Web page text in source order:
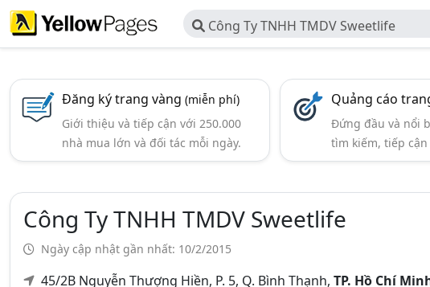
Công Ty TNHH TMDV Sweetlife
Đăng ký trang vàng (miễn phí)
Giới thiệu và tiếp cận với 250.000
nhà mua lớn và đối tác mỗi ngày.
Quảng cáo
Đứng đầu và nổi
tìm kiếm, tiếp
Công Ty TNHH TMDV Sweetlife
Ngày cập nhật gần nhất: 10/2/2015
45/2B Nguyễn Thượng Hiền, P. 5, Q. Bình Thạnh, TP. Hồ Chí